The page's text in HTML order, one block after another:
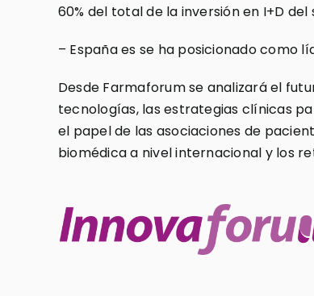
60% del total de la inversión en I+D
– España es se ha posicionado como
Desde Farmaforum se analizará el
tecnologías, las estrategias clínicas
el papel de las asociaciones de
biomédica a nivel internacional y los